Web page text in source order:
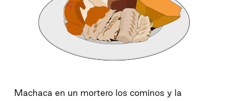
Machaca en un mortero los cominos y la